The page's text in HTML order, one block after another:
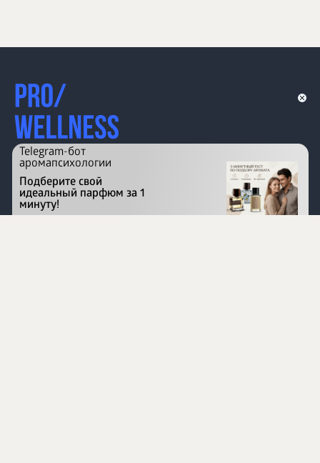
Перейти на сайт
Telegram-бот
аромапсихологии
Подберите свой
идеальный парфюм за 1
минуту!